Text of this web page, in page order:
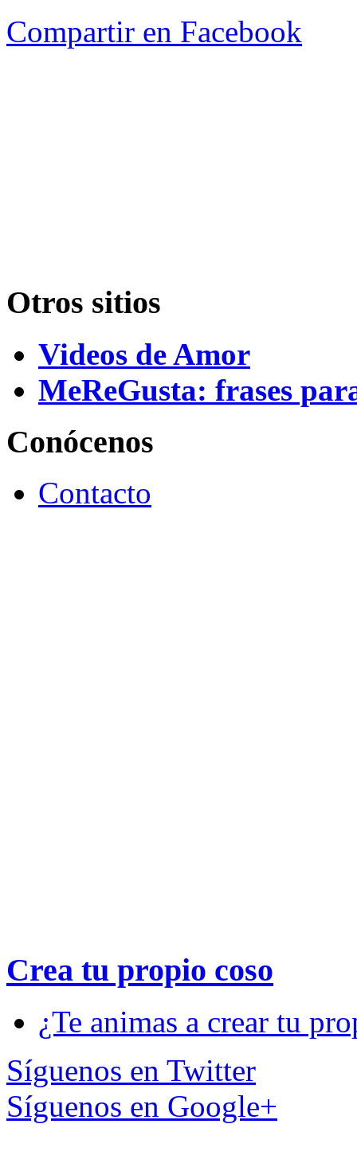
Compartir en Facebook
Otros sitios
Videos de Amor
MeReGusta: frases
Conócenos
Contacto
Crea tu propio coso
¿Te animas a crear tu
Síguenos en Twitter
Síguenos en Google+